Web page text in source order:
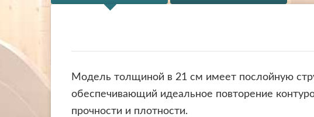
Модель толщиной в 21 см имеет послойную
обеспечивающий идеальное повторение
прочности и плотности.